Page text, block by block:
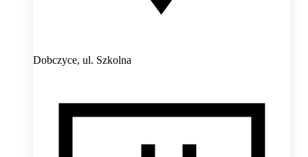
Dobczyce, ul. Szkolna